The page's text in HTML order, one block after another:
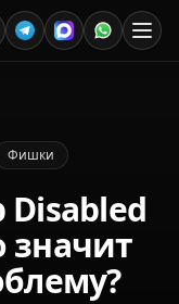
Фишки
Disabled
значит